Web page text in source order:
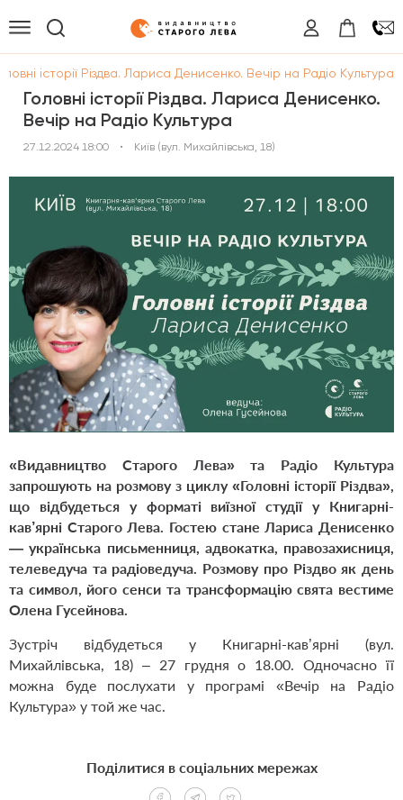
історії Різдва. Лариса Денисенко. Вечір на Радіо Культура
Головні історії Різдва. Лариса Денисенко.
Вечір на Радіо Культура
27.12.2024 18:00 • Київ (вул. Михайлівська, 18)
«Видавництво Старого Лева» та Радіо Культура
запрошують на розмову з циклу «Головні історії Різдва»,
що відбудеться у форматі виїзної студії у Книгарні-
кав’ярні Старого Лева. Гостею стане Лариса Денисенко
— українська письменниця, адвокатка, правозахисниця,
телеведуча та радіоведуча. Розмову про Різдво як день
та символ, його сенси та трансформацію свята вестиме
Олена Гусейнова.
Зустріч відбудеться у Книгарні-кав’ярні (вул.
Михайлівська, 18) – 27 грудня о 18.00. Одночасно її
можна буде послухати у програмі «Вечір на Радіо
Культура» у той же час.
Поділитися в соціальних мережах